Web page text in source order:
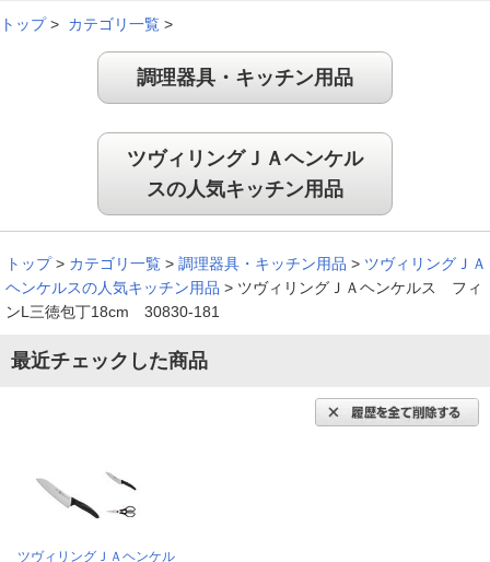
トップ> カテゴリ一覧 >
調理器具・キッチン用品
ツヴィリングＪＡヘンケル
スの人気キッチン用品
トップ > カテゴリ一覧 > 調理器具・キッチン用品 > ツヴィリングＪＡ
ヘンケルスの人気キッチン用品 > ツヴィリングＪＡヘンケルス フィ
ンL三徳包丁18cm 30830-181
最近チェックした商品
ツヴィリングＪＡヘンケル